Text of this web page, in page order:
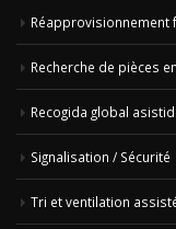
Réapprovisionnement
Recherche de pièces
Recogida global
Signalisation / Sécurité
Tri et ventilation